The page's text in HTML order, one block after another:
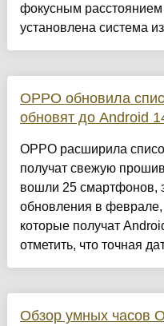
фокусным
установлена система
OPPO обновила
обновят до Android
OPPO расширила
получат свежую
вошли 25 смартфонов,
обновления в феврале,
которые получат
отметить, что точная
Обзор умных часов